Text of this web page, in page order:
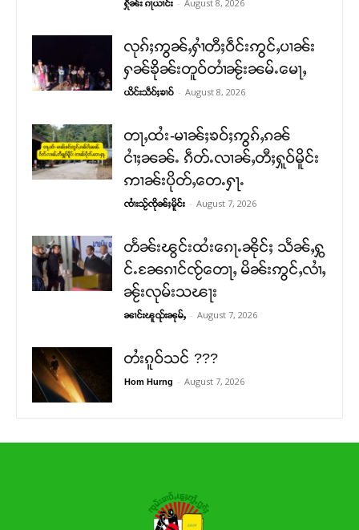
ႁိုၼ်း ၵႃယၢင်း - August 8, 2026
လုၵ်ႈဢွၼ်ႇႁၢႆတီႈဝဵင်းဢွင်ႇပၢၼ်း
ႁၼ်ၶိုၼ်းတူဝ်တၢႆၼႂ်းၼမ်ႉမေႃႇ
ယိင်းသဵဝ်ႈၶၢဝ် - August 8, 2026
တႃႇထႆး-မၢၼ်ႈၶဝ်ႈဢွၵ်ႇၵၼ်
ငၢႆႈၼၼ်ႉ ၵဵတ်ႉလၢၼ်ႇတီႈႁူဝ်မိူင်း
ဢၢၼ်းပိုတ်ႇတေႉႁႃႉ
ၸၢႆးသႂ်ၸိုၼ်ႈမိူင်း - August 7, 2026
တႅၼ်းၽွင်းထႆးၵေႃႉၼိုင်ႈ သႅၼ်ႇႁွ
င်ႉၼႄၵၢင်ၸႂ်တေႃႇ မိၼ်းဢွင်ႇလၢႆႇ
ၼႂ်းလုမ်းသၽႃး
ၼၢင်းၽူၺ်းၼုမ်ႇ - August 7, 2026
တႆးၵူဝ်သင် ???
Hom Hurng - August 7, 2026